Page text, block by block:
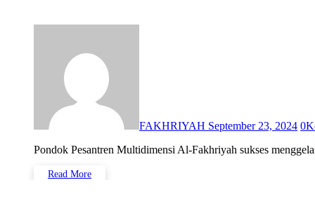
FAKHRIYAH September 23, 2024 0
Pondok Pesantren Multidimensi Al-Fakhriyah sukses
Read More